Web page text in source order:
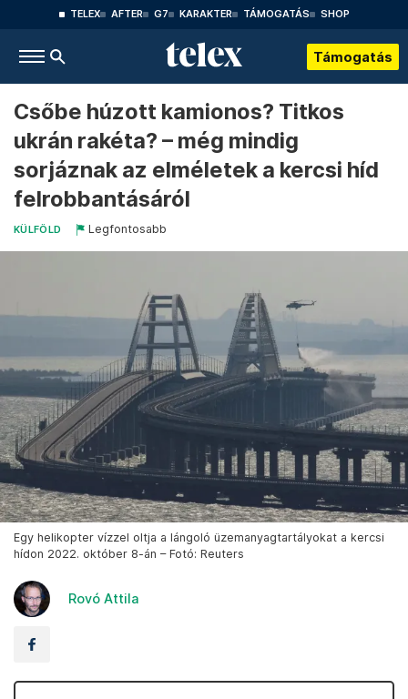
TELEX AFTER G7 KARAKTER TÁMOGATÁS SHOP
Támogatás
Csőbe húzott kamionos? Titkos
ukrán rakéta? – még mindig
sorjáznak az elméletek a kercsi híd
felrobbantásáról
KÜLFÖLD Legfontosabb
Egy helikopter vízzel oltja a lángoló üzemanyagtartályokat a kercsi
hídon 2022. október 8-án – Fotó: Reuters
Rovó Attila